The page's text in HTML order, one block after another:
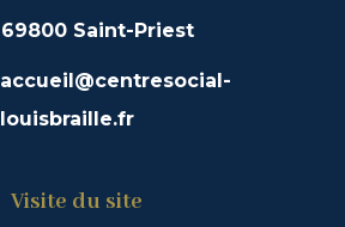
69800 Saint-Priest
accueil@centresocial-
louisbraille.fr
Visite du site